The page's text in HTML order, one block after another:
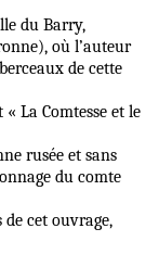
du Barry,
où l’auteur
de cette
La Comtesse et le
rusée et sans
du comte
cet ouvrage,